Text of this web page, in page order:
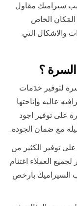
سيراميك مقاول
الخاص
والاشكال التي
؟
لتوفير خدَمات
عاليه وإتاحتها
على توفير اجود
مع ضمان الجوده.
توفير الكثير من
العملاء اغتنام
السيراميك بارخص